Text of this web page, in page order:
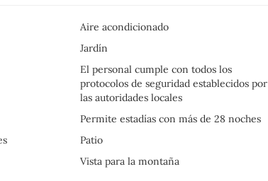
Aire acondicionado
Jardín
El personal cumple con todos los
protocolos de seguridad establecidos por
las autoridades locales
Permite estadías con más de 28 noches
Patio
Vista para la montaña